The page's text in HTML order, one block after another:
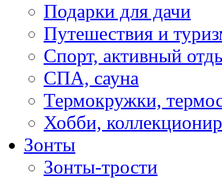
Подарки для дачи
Путешествия и
Спорт, активный
СПА, сауна
Термокружки,
Хобби,
Зонты
Зонты-трости